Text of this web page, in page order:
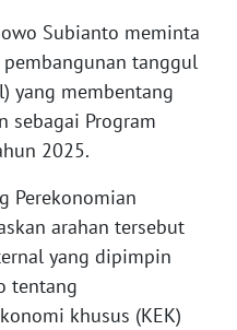
Subianto meminta
tanggul
yang membentang
sebagai Program
2025.
Perekonomian
arahan tersebut
yang dipimpin
tentang
khusus (KEK)